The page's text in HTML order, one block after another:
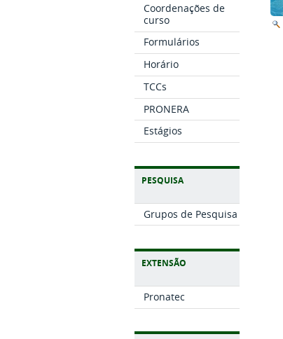
Coordenações de
curso
Formulários
Horário
TCCs
PRONERA
Estágios
PESQUISA
Grupos de Pesquisa
EXTENSÃO
Pronatec